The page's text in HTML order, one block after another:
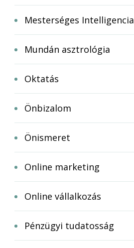
Mesterséges Intelligencia
Mundán asztrológia
Oktatás
Önbizalom
Önismeret
Online marketing
Online vállalkozás
Pénzügyi tudatosság